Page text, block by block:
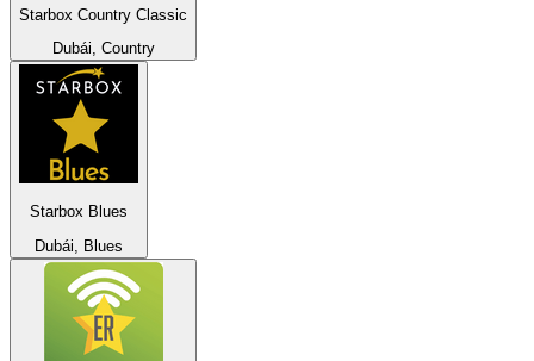
Starbox Country Classic
Dubái, Country
Starbox Blues
Dubái, Blues